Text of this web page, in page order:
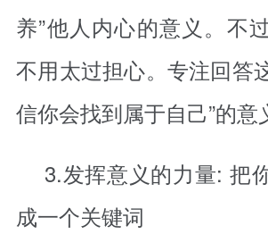
养”他人内心的意义。不
不用太过担心。专注回答
信你会找到属于自己”的意
3.发挥意义的力量: 把
成一个关键词